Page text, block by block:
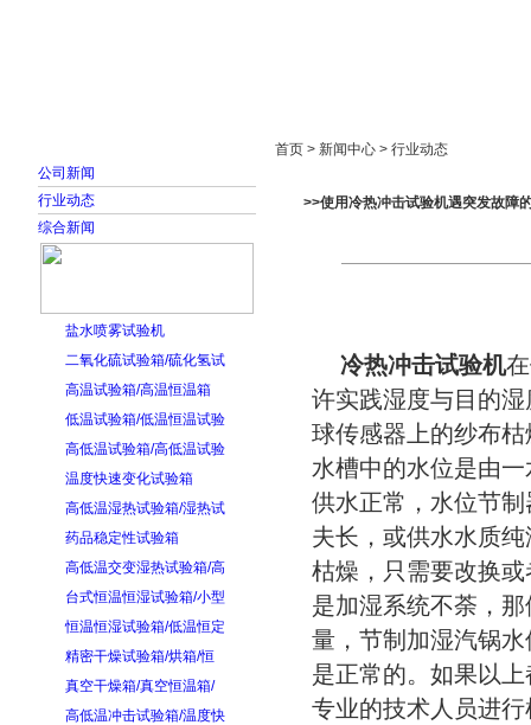
公司新闻
行业动态
综合新闻
盐水喷雾试验机
二氧化硫试验箱/硫化氢试
高温试验箱/高温恒温箱
低温试验箱/低温恒温试验
高低温试验箱/高低温试验
温度快速变化试验箱
高低温湿热试验箱/湿热试
药品稳定性试验箱
高低温交变湿热试验箱/高
台式恒温恒湿试验箱/小型
恒温恒湿试验箱/低温恒定
精密干燥试验箱/烘箱/恒
真空干燥箱/真空恒温箱/
高低温冲击试验箱/温度快
首页 > 新闻中心 > 行业动态
>>使用冷热冲击试验机遇突发故障
冷热冲击试验机
许实践湿度与目的
球传感器上的纱布
水槽中的水位是由
供水正常，水位节
夫长，或供水水质
枯燥，只需要改换
是加湿系统不荼，
量，节制加湿汽锅
是正常的。如果以
专业的技术人员进行